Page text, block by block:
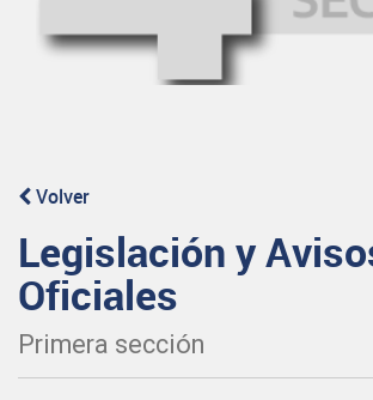
Volver
Legislación y
Oficiales
Primera sección